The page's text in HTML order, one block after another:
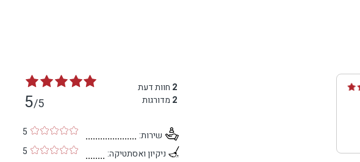
2 חוות דעת
2 מדורגות 5/5
שירות:
5
ניקיון ואסתטיקה:
5